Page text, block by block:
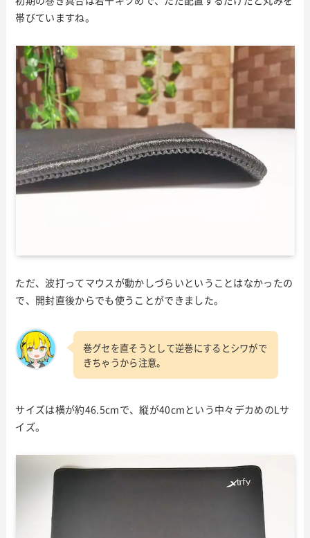
帯びていますね。
ただ、波打ってマウスが動かしづらいということはなかったの
で、開封直後からでも使うことができました。
巻グセを直そうとして逆巻にするとシワがで
きちゃうから注意。
サイズは横が約46.5cmで、縦が40cmという中々デカめのLサ
イズ。